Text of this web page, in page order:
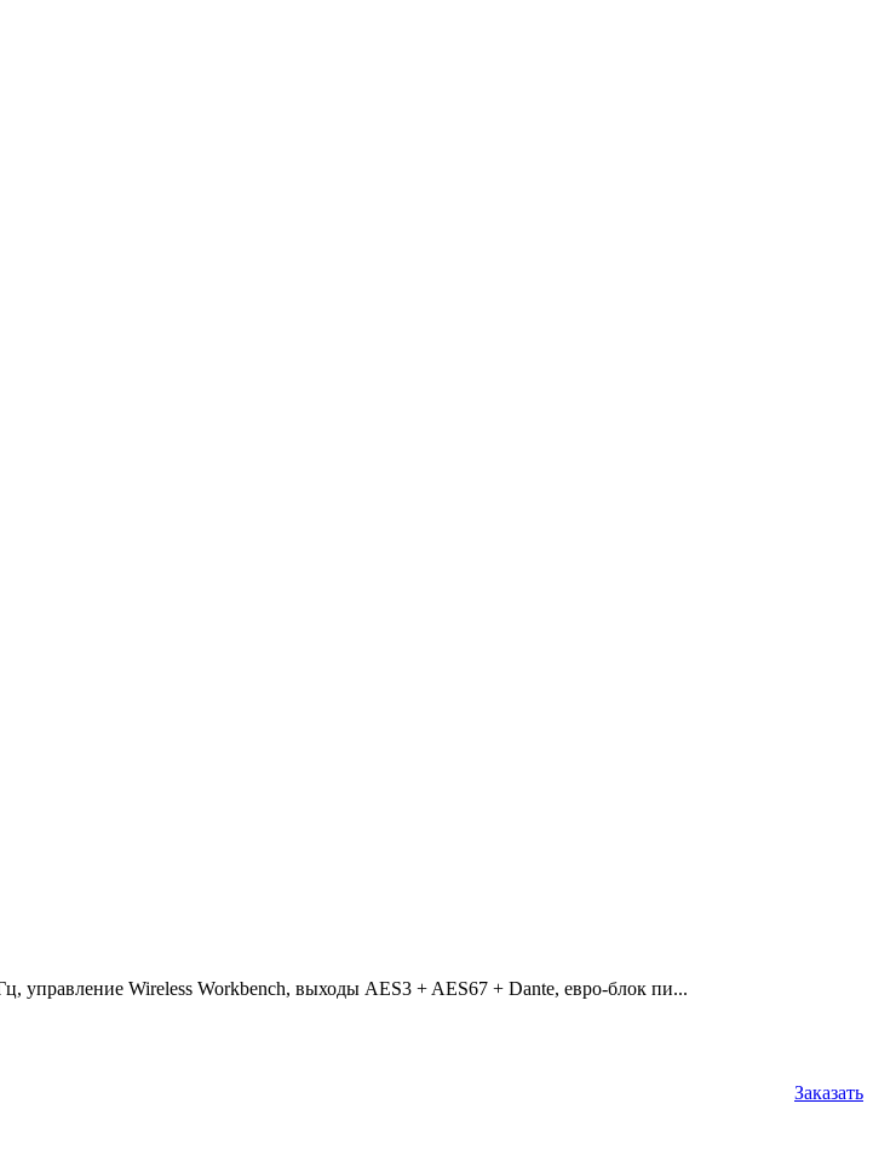
Wireless Workbench, выходы AES3 + AES67 + Dante, евро-блок пи...
Заказать